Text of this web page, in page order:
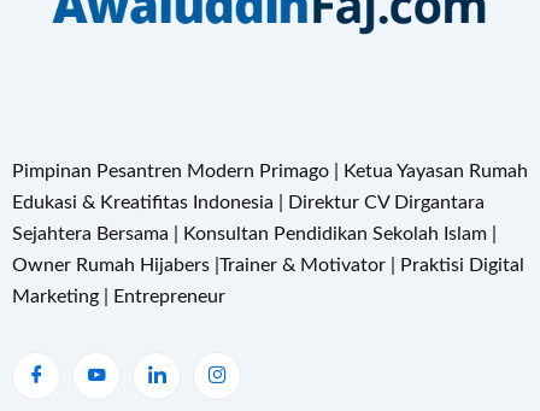
Pimpinan Pesantren Modern Primago | Ketua Yayasan Rumah
Edukasi & Kreatifitas Indonesia | Direktur CV Dirgantara
Sejahtera Bersama | Konsultan Pendidikan Sekolah Islam |
Owner Rumah Hijabers |Trainer & Motivator | Praktisi Digital
Marketing | Entrepreneur